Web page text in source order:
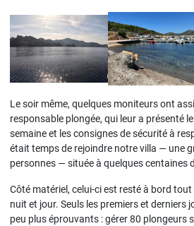
Le soir même, quelques moniteurs ont
responsable plongée, qui leur a présenté
semaine et les consignes de sécurité à
était temps de rejoindre notre villa — une
personnes — située à quelques centaines
Côté matériel, celui-ci est resté à bord
nuit et jour. Seuls les premiers et derniers
peu plus éprouvants : gérer 80 plongeurs